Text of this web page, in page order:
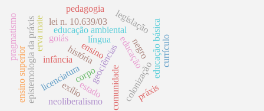
infânciahistória
corpogeociências
educação ambiental
educação
comunidade colonização
estado
negro
goiás
epistemologia da práxis
ensino superior
lei n. 10.639/03 educação básica
legislação
pedagogia
licenciatura
ensino currículo
pragmatismo
neoliberalismo
exílio práxis
erva mate língua